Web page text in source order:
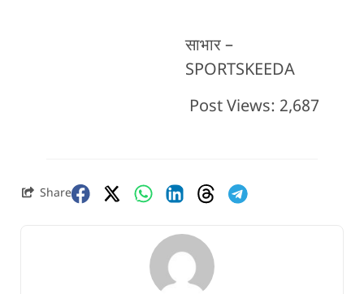
साभार –
SPORTSKEEDA
Post Views: 2,687
Share